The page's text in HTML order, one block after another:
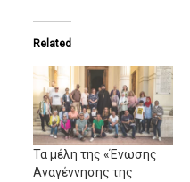
Related
Τα μέλη της «Ένωσης
Αναγέννησης της